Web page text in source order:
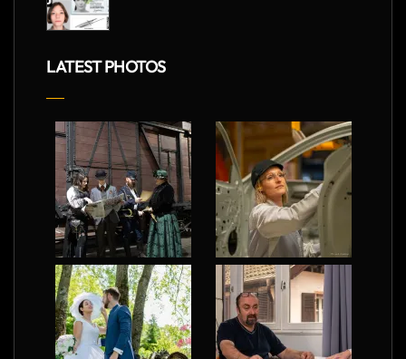
LATEST PHOTOS